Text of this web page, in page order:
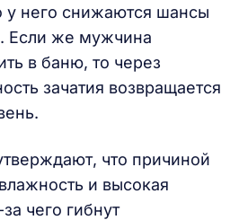
у него снижаются шансы
Если же мужчина
в баню, то через
зачатия возвращается
что причиной
и высокая
чего гибнут